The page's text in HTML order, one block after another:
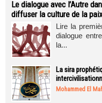
Le dialogue avec l’Autre
diffuser la culture de la
Lire la
dialogue
la...
La sira
Mohammed El